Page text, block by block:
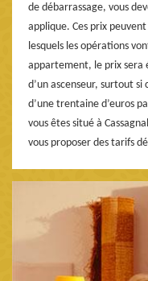
de débarrassage, vous
applique. Ces prix
lesquels les opérations
appartement, le prix sera
d’un ascenseur, surtout si
d’une trentaine d’euros
vous êtes situé à
vous proposer des tarifs